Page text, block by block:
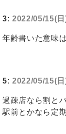
3: 2022/05/15(
年齢書いた意味
5: 2022/05/15(
過疎店なら割と
駅前とかなら定